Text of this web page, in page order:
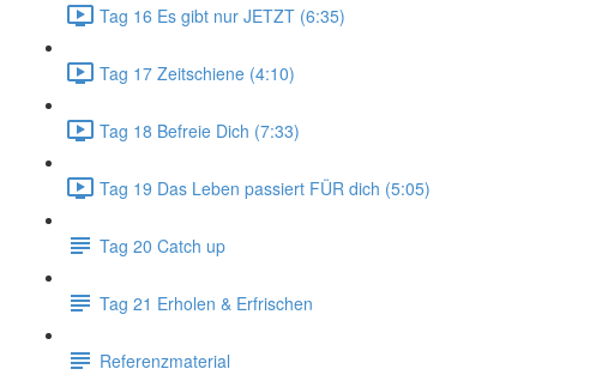
Tag 16 Es gibt nur JETZT (6:35)
Tag 17 Zeitschiene (4:10)
Tag 18 Befreie Dich (7:33)
Tag 19 Das Leben passiert FÜR dich (5:05)
Tag 20 Catch up
Tag 21 Erholen & Erfrischen
Referenzmaterial